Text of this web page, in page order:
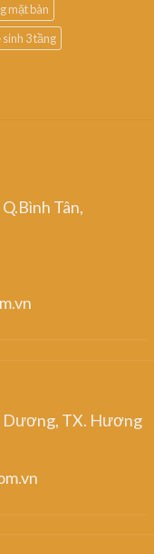
mặt bàn
3 tầng
Tân,
Dương, TX. Hương